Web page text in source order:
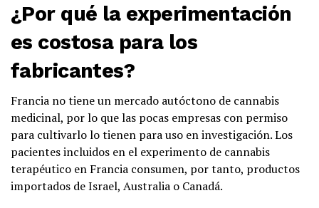
¿Por qué la experimentación
es costosa para los
fabricantes?
Francia no tiene un mercado autóctono de cannabis
medicinal, por lo que las pocas empresas con permiso
para cultivarlo lo tienen para uso en investigación. Los
pacientes incluidos en el experimento de cannabis
terapéutico en Francia consumen, por tanto, productos
importados de Israel, Australia o Canadá.